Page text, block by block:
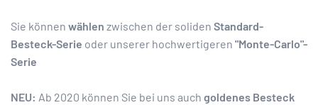
Sie können wählen zwischen der soliden Standard-
Besteck-Serie oder unserer hochwertigeren "Monte-Carlo"-
Serie
NEU: Ab 2020 können Sie bei uns auch goldenes Besteck